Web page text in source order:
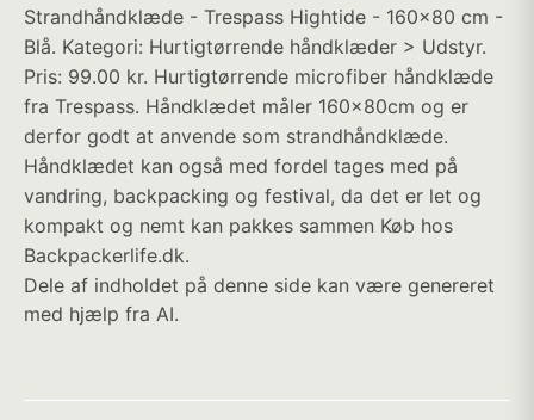
Strandhåndklæde - Trespass Hightide - 160x80 cm -
Blå. Kategori: Hurtigtørrende håndklæder > Udstyr.
Pris: 99.00 kr. Hurtigtørrende microfiber håndklæde
fra Trespass. Håndklædet måler 160x80cm og er
derfor godt at anvende som strandhåndklæde.
Håndklædet kan også med fordel tages med på
vandring, backpacking og festival, da det er let og
kompakt og nemt kan pakkes sammen Køb hos
Backpackerlife.dk.
Dele af indholdet på denne side kan være genereret
med hjælp fra AI.